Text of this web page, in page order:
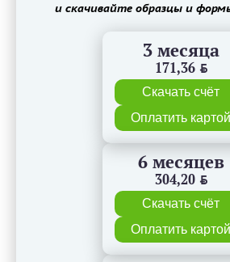
и скачивайте образцы и
3 месяца
171,36 BYN
Скачать счёт
Оплатить картой
6 месяцев
304,20 BYN
Скачать счёт
Оплатить картой